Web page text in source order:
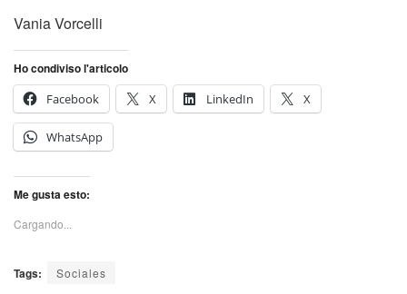
Vania Vorcelli
Ho condiviso l'articolo
Facebook
X LinkedIn X
WhatsApp
Me gusta esto:
Cargando...
Tags: Sociales